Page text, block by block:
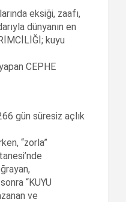
eksiği, zaafı,
dünyanın en
kuyu
CEPHE
gün süresiz açlık
“zorla”
“KUYU
ve